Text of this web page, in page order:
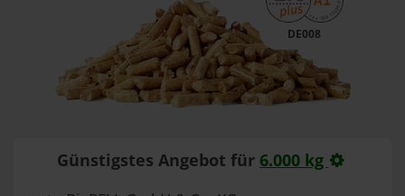
DE008
Günstigstes Angebot für 6.000 kg